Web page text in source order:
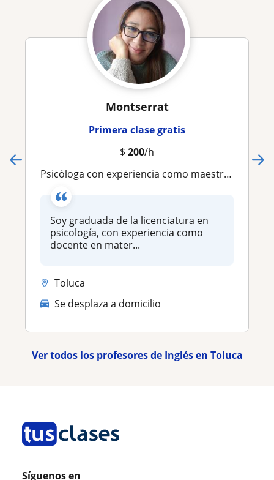
Montserrat
Primera clase gratis
$ 200/h
Psicóloga con experiencia como maestra de inglés en maternal y preescolar
Soy graduada de la licenciatura en
psicología, con experiencia como
docente en mater...
Toluca
Se desplaza a domicilio
Ver todos los profesores de Inglés en Toluca
Síguenos en